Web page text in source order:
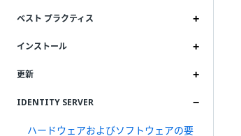
ベスト プラクティス
インストール
更新
IDENTITY SERVER
ハードウェアおよびソフトウェアの要